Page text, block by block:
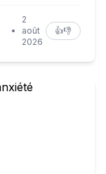
•
2
août
2026
👍👎